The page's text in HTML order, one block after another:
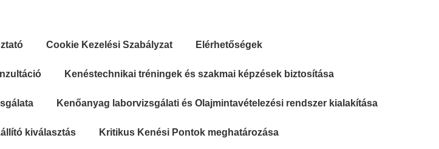
Cookie Kezelési Szabályzat Elérhetőségek
Kenéstechnikai tréningek és szakmai képzések biztosítása
Kenőanyag laborvizsgálati és Olajmintavételezési rendszer kialakítása
kiválasztás Kritikus Kenési Pontok meghatározása